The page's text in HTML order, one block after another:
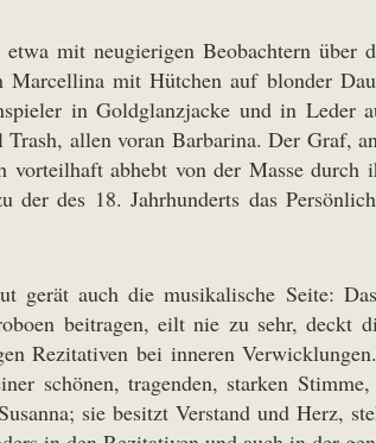
mit neugierigen Beobachtern
mit Hütchen auf blonder
in Goldglanzjacke und in
allen voran Barbarina. Der Graf,
abhebt von der Masse durch
des 18. Jahrhunderts das
gerät auch die musikalische Seite:
beitragen, eilt nie zu sehr, deckt
Rezitativen bei inneren
schönen, tragenden, starken
sie besitzt Verstand und Herz,